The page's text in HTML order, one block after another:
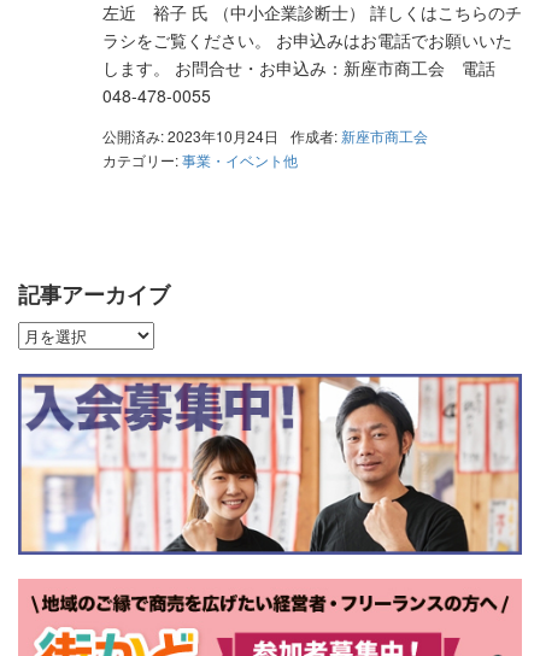
左近 裕子 氏 （中小企業診断士） 詳しくはこちらのチ
ラシをご覧ください。 お申込みはお電話でお願いいた
します。 お問合せ・お申込み：新座市商工会 電話
048-478-0055
公開済み: 2023年10月24日 作成者:新座市商工会
カテゴリー:事業・イベント他
記事アーカイブ
記
ア
ー
カ
イ